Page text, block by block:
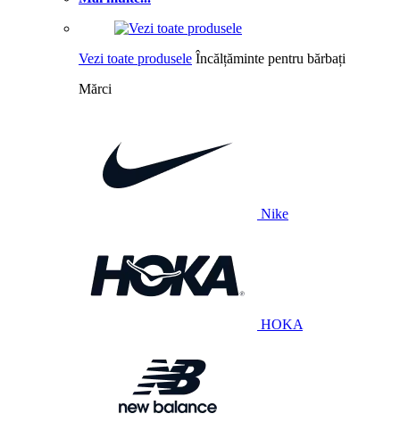
Vezi toate produsele Încălțăminte pentru bărbați
Mărci
Nike
HOKA